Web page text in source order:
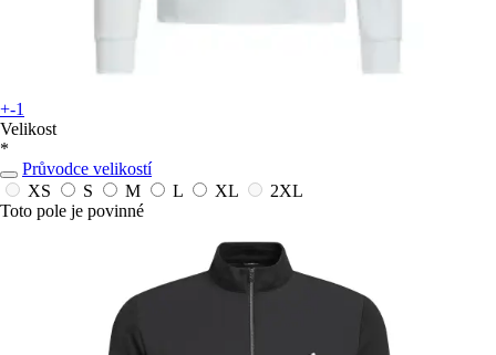
+-1
Velikost
*
Průvodce velikostí
XS
S M L XL
2XL
Toto pole je povinné